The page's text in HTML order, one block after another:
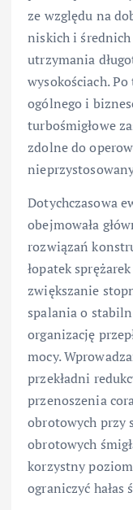
ze względu na
niskich i
utrzymania
wysokościach.
ogólnego i
turbośmigłowe
zdolne do
Dotychczasowa
obejmowała
rozwiązań
łopatek
zwiększanie
spalania o
organizację
mocy.
przekładni
przenoszenia
obrotowych przy
obrotowych
korzystny
ograniczyć hałas